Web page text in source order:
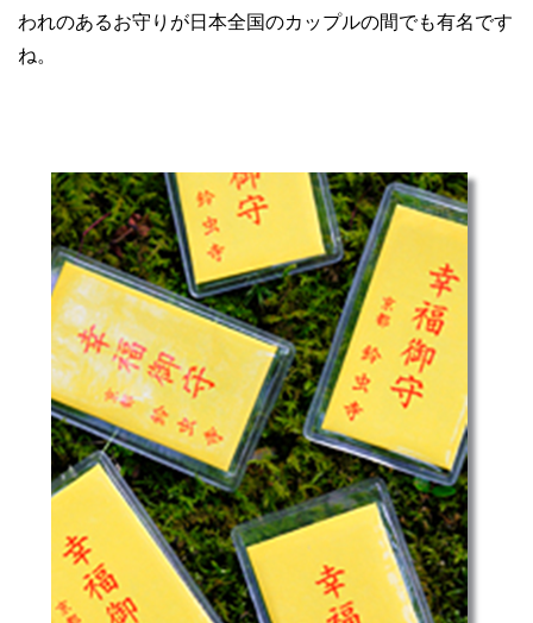
われのあるお守りが日本全国のカップルの間でも有名です
ね。